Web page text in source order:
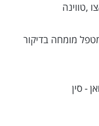
,טווינה
מטפל מומחה בדיקור
- סין